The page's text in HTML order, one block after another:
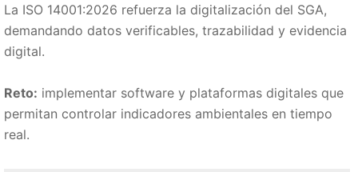
La ISO 14001:2026 refuerza la digitalización del SGA,
demandando datos verificables, trazabilidad y evidencia
digital.
Reto: implementar software y plataformas digitales que
permitan controlar indicadores ambientales en tiempo
real.